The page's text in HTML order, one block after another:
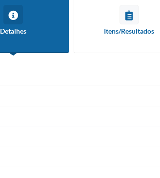
Detalhes Itens/Resultados